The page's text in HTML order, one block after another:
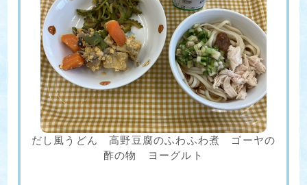
だし風うどん 高野豆腐のふわふわ煮 ゴーヤの
酢の物 ヨーグルト